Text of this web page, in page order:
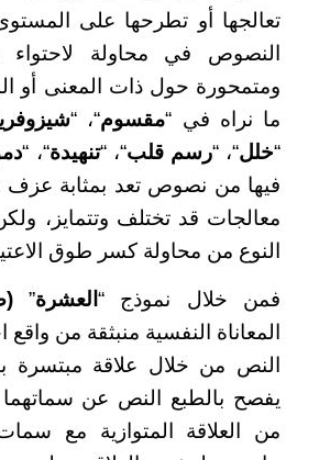
تعالجها أو تطرحها على
النصوص في محاولة لاحتواء
ومتمحورة حول ذات المعنى أو
ما نراه في “مقسوم“، “
“خلل“، “رسم قلب“، “تنهيدة“، “
فيها من نصوص تعد بمثابة عزف
معالجات قد تختلف وتتمايز،
النوع من محاولة كسر طوق
فمن خلال نموذج “العشرة”
المعاناة النفسية منبثقة من
النص من خلال علاقة مبتسرة
يفصح بالطبع النص عن
من العلاقة المتوازية مع